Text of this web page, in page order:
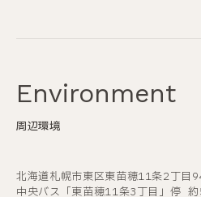
Environment
周辺環境
北海道札幌市東区東苗穂11条2丁目
中央バス「東苗穂11条3丁目」停